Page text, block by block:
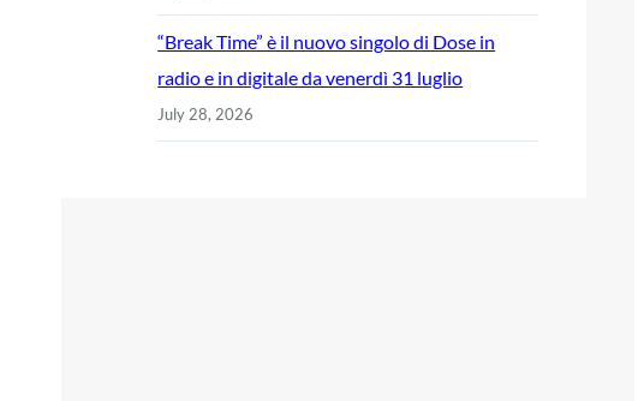
“Break Time” è il nuovo singolo di Dose in
radio e in digitale da venerdì 31 luglio
July 28, 2026